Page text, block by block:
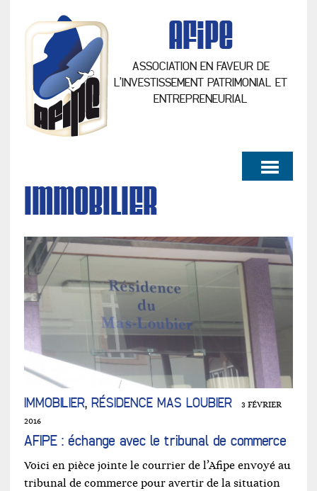
AFiPe
ASSOCIATION EN FAVEUR DE
L’INVESTISSEMENT PATRIMONIAL ET
ENTREPRENEURIAL
IMMOBILIER
IMMOBILIER, RÉSIDENCE MAS LOUBIER
3 FÉVRIER
2016
AFIPE : échange avec le tribunal de commerce
Voici en pièce jointe le courrier de l’Afipe envoyé au
tribunal de commerce pour avertir de la situation